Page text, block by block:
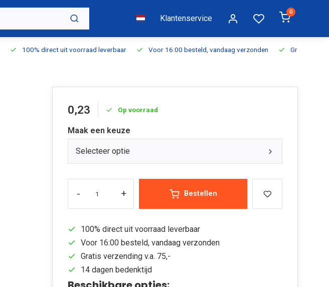
Klantenservice
0
100% direct uit voorraad leverbaar Voor 16:00 besteld, vandaag verzonden Gratis
0,23 Op voorraad
Maak een keuze
Selecteer optie
- + Bestellen
100% direct uit voorraad leverbaar
Voor 16:00 besteld, vandaag verzonden
Gratis verzending v.a. 75,-
14 dagen bedenktijd